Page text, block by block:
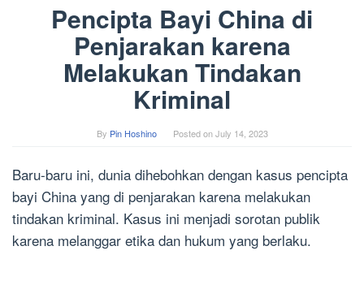
Pencipta Bayi China di
Penjarakan karena
Melakukan Tindakan
Kriminal
By Pin Hoshino Posted onJuly 14, 2023
Baru-baru ini, dunia dihebohkan dengan kasus pencipta
bayi China yang di penjarakan karena melakukan
tindakan kriminal. Kasus ini menjadi sorotan publik
karena melanggar etika dan hukum yang berlaku.